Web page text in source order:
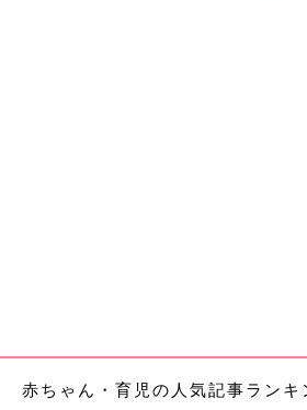
赤ちゃん・育児の人気記事ランキ